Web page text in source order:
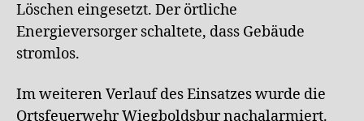
Löschen eingesetzt. Der örtliche
Energieversorger schaltete, dass Gebäude
stromlos.
Im weiteren Verlauf des Einsatzes wurde die
Ortsfeuerwehr Wiegboldsbur nachalarmiert.